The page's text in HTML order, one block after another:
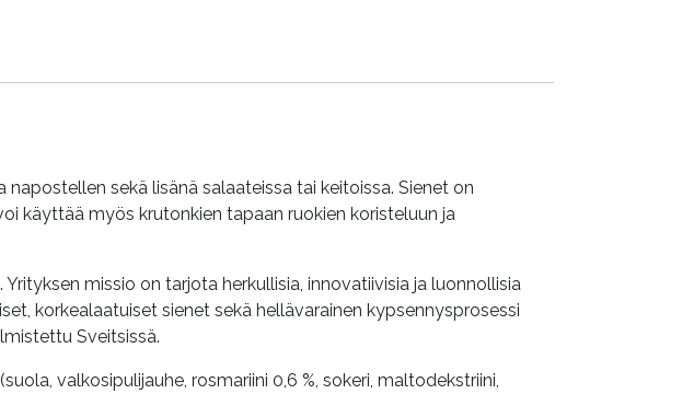
sekä lisänä salaateissa tai keitoissa. Sienet on
käyttää myös krutonkien tapaan ruokien koristeluun ja
missio on tarjota herkullisia, innovatiivisia ja luonnollisia
korkealaatuiset sienet sekä hellävarainen kypsennysprosessi
Sveitsissä.
valkosipulijauhe, rosmariini 0,6 %, sokeri, maltodekstriini,